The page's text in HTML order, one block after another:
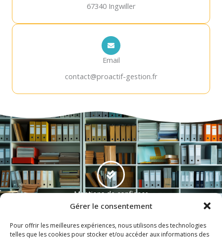
Gérer le consentement
Pour offrir les meilleures expériences, nous utilisons des technologies
telles que les cookies pour stocker et/ou accéder aux informations des
67340 Ingwiller
Email
contact@proactif-gestion.fr
Mentions de confiance
Pourquoi nous choisir